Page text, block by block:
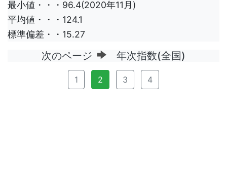
最小値・・・96.4(2020年11月)
平均値・・・124.1
標準偏差・・15.27
次のページ 年次指数(全国)
1 2 3 4